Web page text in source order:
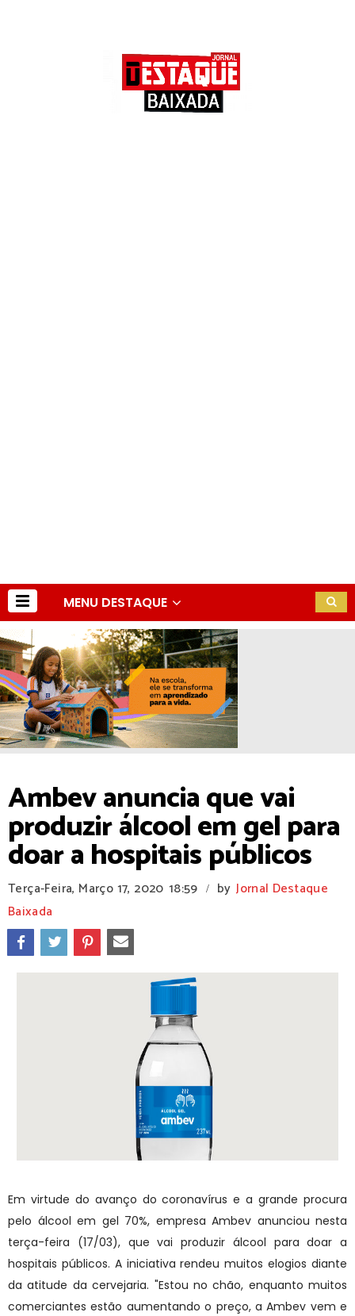
MENU DESTAQUE
Ambev anuncia que vai
produzir álcool em gel para
doar a hospitais públicos
Terça-Feira, Março 17, 2020 18:59 / by Jornal Destaque
Baixada
Em virtude do avanço do coronavírus e a grande procura
pelo álcool em gel 70%, empresa Ambev anunciou nesta
terça-feira (17/03), que vai produzir álcool para doar a
hospitais públicos. A iniciativa rendeu muitos elogios diante
da atitude da cervejaria. "Estou no chão, enquanto muitos
comerciantes estão aumentando o preço, a Ambev vem e